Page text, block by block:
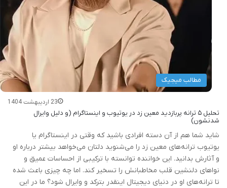
مطالب میجیک
23 اردیبهشت 1404
تحلیل ۵ ترانه پربازدید معین زد در یوتیوب و اینستاگرام (و دلیل وایرال
شدنشون)
شاید شما هم از آن دسته افرادی باشید که وقتی در اینستاگرام یا
یوتیوب ترانه‌های معین زد را می‌شنوید دلتان می‌خواهد بیشتر درباره او
و آثارش بدانید. این خواننده توانسته با ترکیبی از احساسات عمیق و
نواهای دلنشین قلب مخاطبانش را تسخیر کند. اما چه چیزی باعث شده
تا ترانه‌های او در دنیای دیجیتال اینقدر بترکد و وایرال شود؟ ما در این